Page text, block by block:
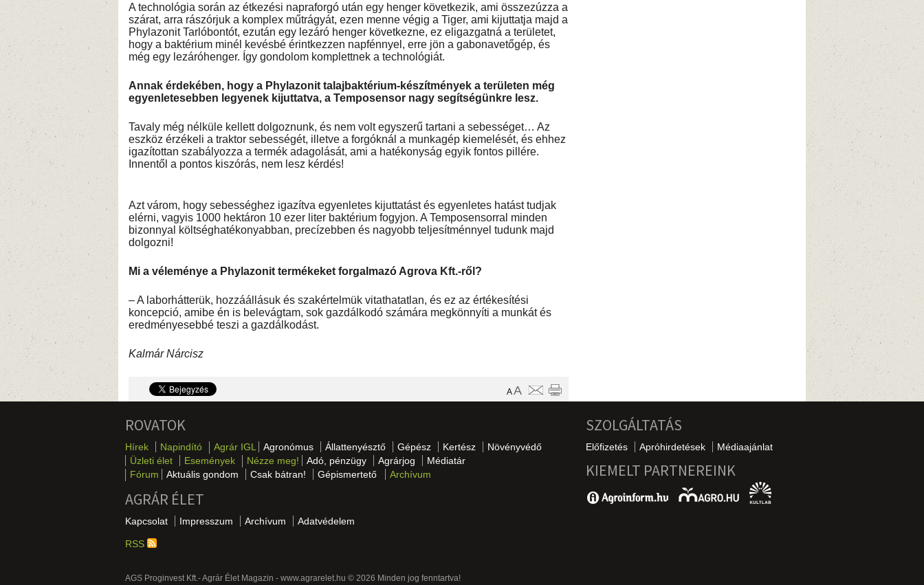
A technológia során az étkezési napraforgó után egy henger következik, ami összezúzza a
szárat, arra rászórjuk a komplex műtrágyát, ezen menne végig a Tiger, ami kijuttatja majd a
Phylazonit Tarlóbontót, ezután egy lezáró henger következne, ez eligazgatná a területet,
hogy a baktérium minél kevésbé érintkezzen napfénnyel, erre jön a gabonavetőgép, és
még egy lezáróhenger. Így gondolom komplettnek a technológiát.
Annak érdekében, hogy a Phylazonit talajbaktérium-készítmények a területen még
egyenletesebben legyenek kijuttatva, a Temposensor nagy segítségünkre lesz.
Tavaly még nélküle kellett dolgoznunk, és nem volt egyszerű tartani a sebességet… Az
eszköz érzékeli a traktor sebességét, illetve a forgóknál a munkagép kiemelését, és ehhez
igazítottan szabályozza a termék adagolását, ami a hatékonyság egyik fontos pillére.
Innentől a pontos kiszórás, nem lesz kérdés!
Azt várom, hogy sebességhez igazítva egyenletes kijuttatást és egyenletes hatást tudjak
elérni, vagyis 1000 hektáron 10 ezer liter baktérium fogyjon. A Temposensorral minden
bizonnyal költséghatékonyabban, precízebben és nagyobb teljesítménnyel tudunk majd
dolgozni!
Mi a véleménye a Phylazonit termékeket forgalmazó Agrova Kft.-ről?
– A laborhátterük, hozzáállásuk és szakértelmük vitathatatlan, és ez az értékesítési
koncepció, amibe én is belevágtam, sok gazdálkodó számára megkönnyíti a munkát és
eredményesebbé teszi a gazdálkodást.
Kalmár Nárcisz
A A
ROVATOK
Hírek Napindító Agrár IGL Agronómus Állattenyésztő Gépész Kertész
Növényvédő
Üzleti élet
Események Nézze meg! Adó, pénzügy Agrárjog
Médiatár
Fórum
Aktuális gondom Csak bátran! Gépismertető Archívum
AGRÁR ÉLET
Kapcsolat Impresszum Archívum Adatvédelem
RSS
SZOLGÁLTATÁS
Előfizetés Apróhirdetések Médiaajánlat
KIEMELT PARTNEREINK
AGS Proginvest Kft.- Agrár Élet Magazin - www.agrarelet.hu © 2026 Minden jog fenntartva!